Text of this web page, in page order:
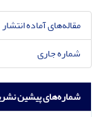
مقاله‌های آماده انتشار
شماره جاری
شماره‌های پیشین